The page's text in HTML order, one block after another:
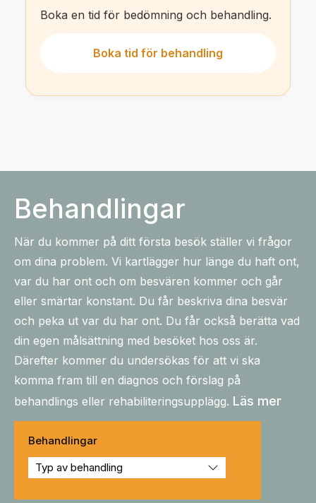
Boka en tid för bedömning och behandling.
Boka tid för behandling
Behandlingar
När du kommer på ditt första besök ställer vi frågor
om dina problem. Vi kartlägger hur länge du haft ont,
var du har ont och om besvären kommer och går
eller smärtar konstant. Du får beskriva dina besvär
och peka ut var du har ont. Du får också berätta vad
din egen målsättning med besöket hos oss är.
Därefter kommer du undersökas för att vi ska
komma fram till en diagnos och förslag på
behandlings eller rehabiliteringsupplägg. Läs mer
Behandlingar